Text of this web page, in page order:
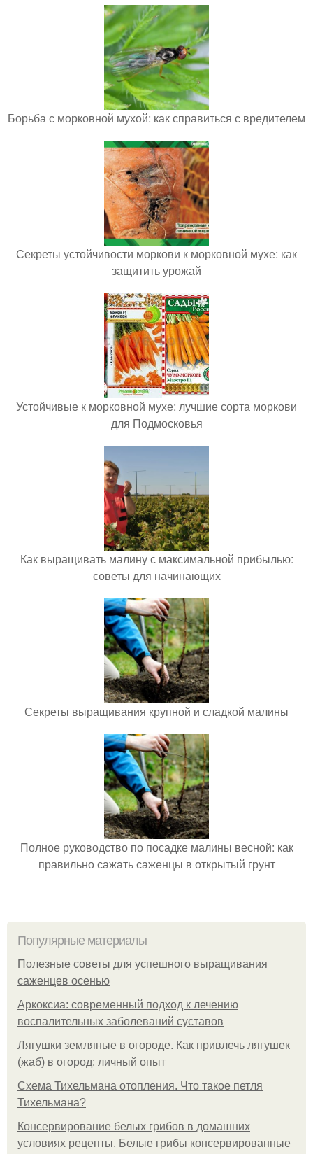
Борьба с морковной мухой: как справиться с вредителем
Секреты устойчивости моркови к морковной мухе: как
защитить урожай
Устойчивые к морковной мухе: лучшие сорта моркови
для Подмосковья
Как выращивать малину с максимальной прибылью:
советы для начинающих
Секреты выращивания крупной и сладкой малины
Полное руководство по посадке малины весной: как
правильно сажать саженцы в открытый грунт
Популярные материалы
Полезные советы для успешного выращивания
саженцев осенью
Аркоксиа: современный подход к лечению
воспалительных заболеваний суставов
Лягушки земляные в огороде. Как привлечь лягушек
(жаб) в огород: личный опыт
Схема Тихельмана отопления. Что такое петля
Тихельмана?
Консервирование белых грибов в домашних
условиях рецепты. Белые грибы консервированные